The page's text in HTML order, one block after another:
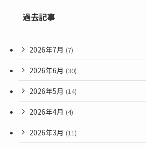
過去記事
2026年7月 (7)
2026年6月 (30)
2026年5月 (14)
2026年4月 (4)
2026年3月 (11)